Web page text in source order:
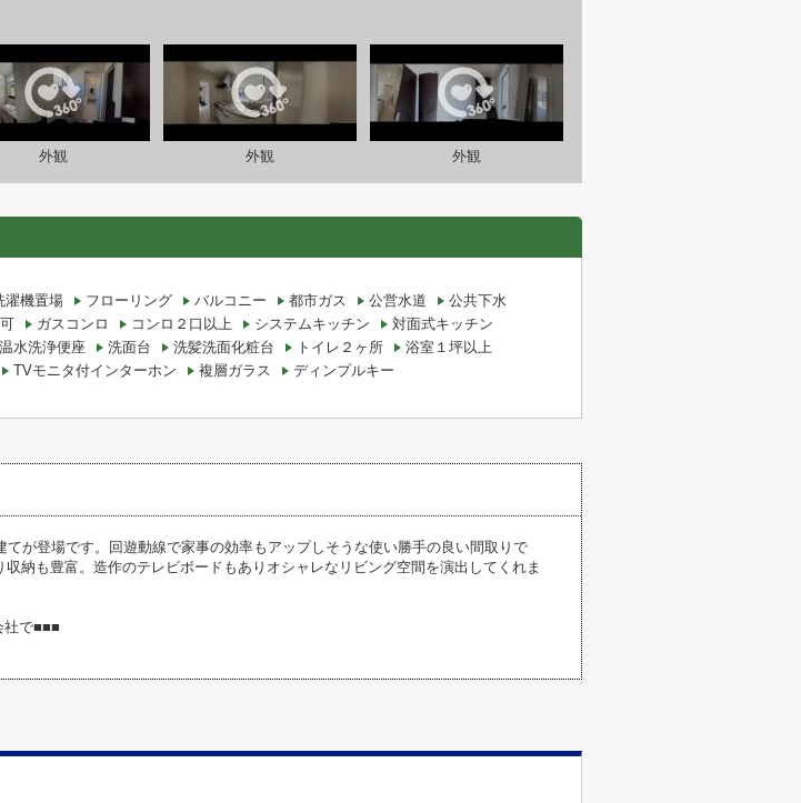
外観 外観 外観
濯機置場 フローリング バルコニー 都市ガス 公営水道
公共下水
ガスコンロ コンロ２口以上 システムキッチン
対面式キッチン
温水洗浄便座 洗面台 洗髪洗面化粧台 トイレ２ヶ所
浴室１坪以上
TVモニタ付インターホン 複層ガラス ディンプルキー
が登場です。回遊動線で家事の効率もアップしそうな使い勝手の良い間取りで
納も豊富。造作のテレビボードもありオシャレなリビング空間を演出してくれま
社で■■■